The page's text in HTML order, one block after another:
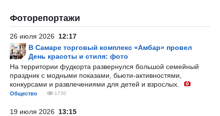
Фоторепортажи
26 июля 2026 12:17
В Самаре торговый комплекс «Амбар» провел
День красоты и стиля: фото
На территории фудкорта развернулся большой семейный
праздник с модными показами, бьюти-активностями,
конкурсами и развлечениями для детей и взрослых.
Общество 1730
19 июля 2026 13:15